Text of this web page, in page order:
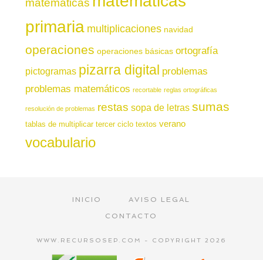
primaria multiplicaciones navidad
operaciones operaciones básicas ortografía
pictogramas pizarra digital problemas
problemas matemáticos recortable reglas ortográficas
resolución de problemas restas sopa de letras sumas
tablas de multiplicar tercer ciclo textos verano
vocabulario
INICIO
AVISO LEGAL
CONTACTO
WWW.RECURSOSEP.COM - COPYRIGHT 2026